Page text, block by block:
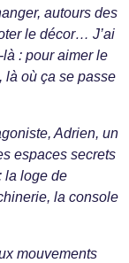
autours des
le décor… J’ai
: pour aimer le
là où ça se passe
Adrien, un
espaces secrets
la loge de
la console
mouvements